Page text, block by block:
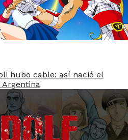
hubo cable: así nació el